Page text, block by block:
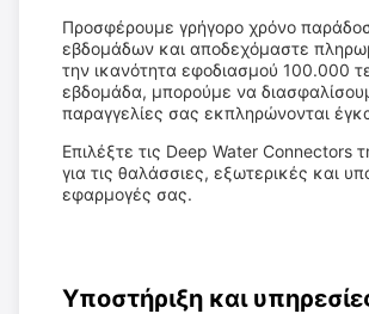
Προσφέρουμε γρήγορο χρόνο
εβδομάδων και αποδεχόμαστε
την ικανότητα εφοδιασμού 100.000
εβδομάδα, μπορούμε να
παραγγελίες σας εκπληρώνονται
Επιλέξτε τις Deep Water Connectors
για τις θαλάσσιες, εξωτερικές και
εφαρμογές σας.
Υποστήριξη και